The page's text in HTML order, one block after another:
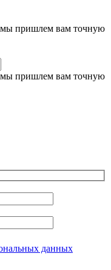
мы пришлем вам точную
мы пришлем вам точную
данных